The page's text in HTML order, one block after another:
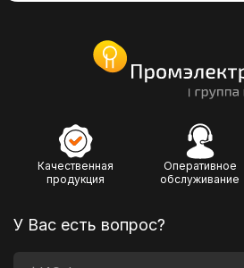
Качественная
продукция
Оперативное
обслуживание
У Вас есть вопрос?